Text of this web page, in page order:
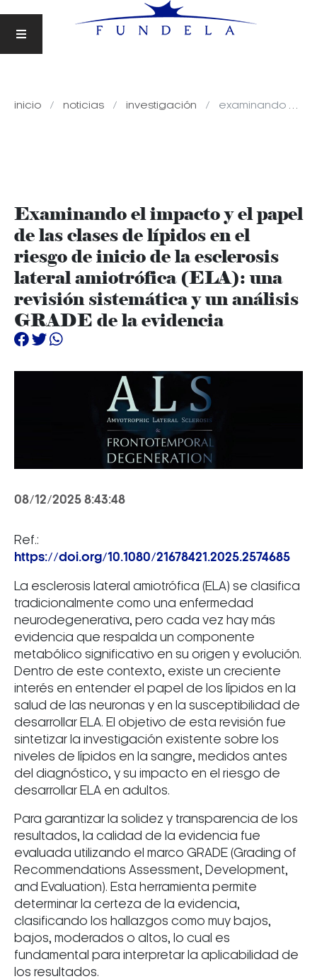
inicio noticias investigación examinando el impacto y el papel de las clases de lípidos en el riesgo de inicio de la esclerosis lateral amiotrófica (ela): una revisión sistemática y un análisis grade de la evidencia
Examinando el impacto y el papel
de las clases de lípidos en el
riesgo de inicio de la esclerosis
lateral amiotrófica (ELA): una
revisión sistemática y un análisis
GRADE de la evidencia
08/12/2025 8:43:48
Ref.:
https://doi.org/10.1080/21678421.2025.2574685
La esclerosis lateral amiotrófica (ELA) se clasifica
tradicionalmente como una enfermedad
neurodegenerativa, pero cada vez hay más
evidencia que respalda un componente
metabólico significativo en su origen y evolución.
Dentro de este contexto, existe un creciente
interés en entender el papel de los lípidos en la
salud de las neuronas y en la susceptibilidad de
desarrollar ELA. El objetivo de esta revisión fue
sintetizar la investigación existente sobre los
niveles de lípidos en la sangre, medidos antes
del diagnóstico, y su impacto en el riesgo de
desarrollar ELA en adultos.
Para garantizar la solidez y transparencia de los
resultados, la calidad de la evidencia fue
evaluada utilizando el marco GRADE (Grading of
Recommendations Assessment, Development,
and Evaluation). Esta herramienta permite
determinar la certeza de la evidencia,
clasificando los hallazgos como muy bajos,
bajos, moderados o altos, lo cual es
fundamental para interpretar la aplicabilidad de
los resultados.